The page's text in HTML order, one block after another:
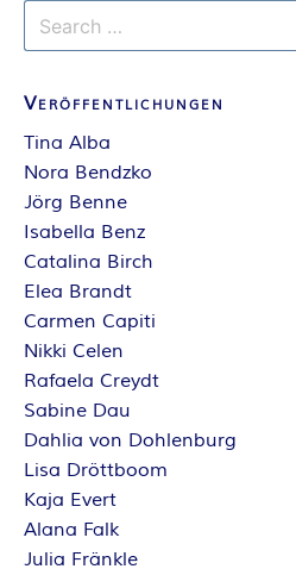
Search
for:
Veröffentlichungen
Tina Alba
Nora Bendzko
Jörg Benne
Isabella Benz
Catalina Birch
Elea Brandt
Carmen Capiti
Nikki Celen
Rafaela Creydt
Sabine Dau
Dahlia von Dohlenburg
Lisa Dröttboom
Kaja Evert
Alana Falk
Julia Fränkle